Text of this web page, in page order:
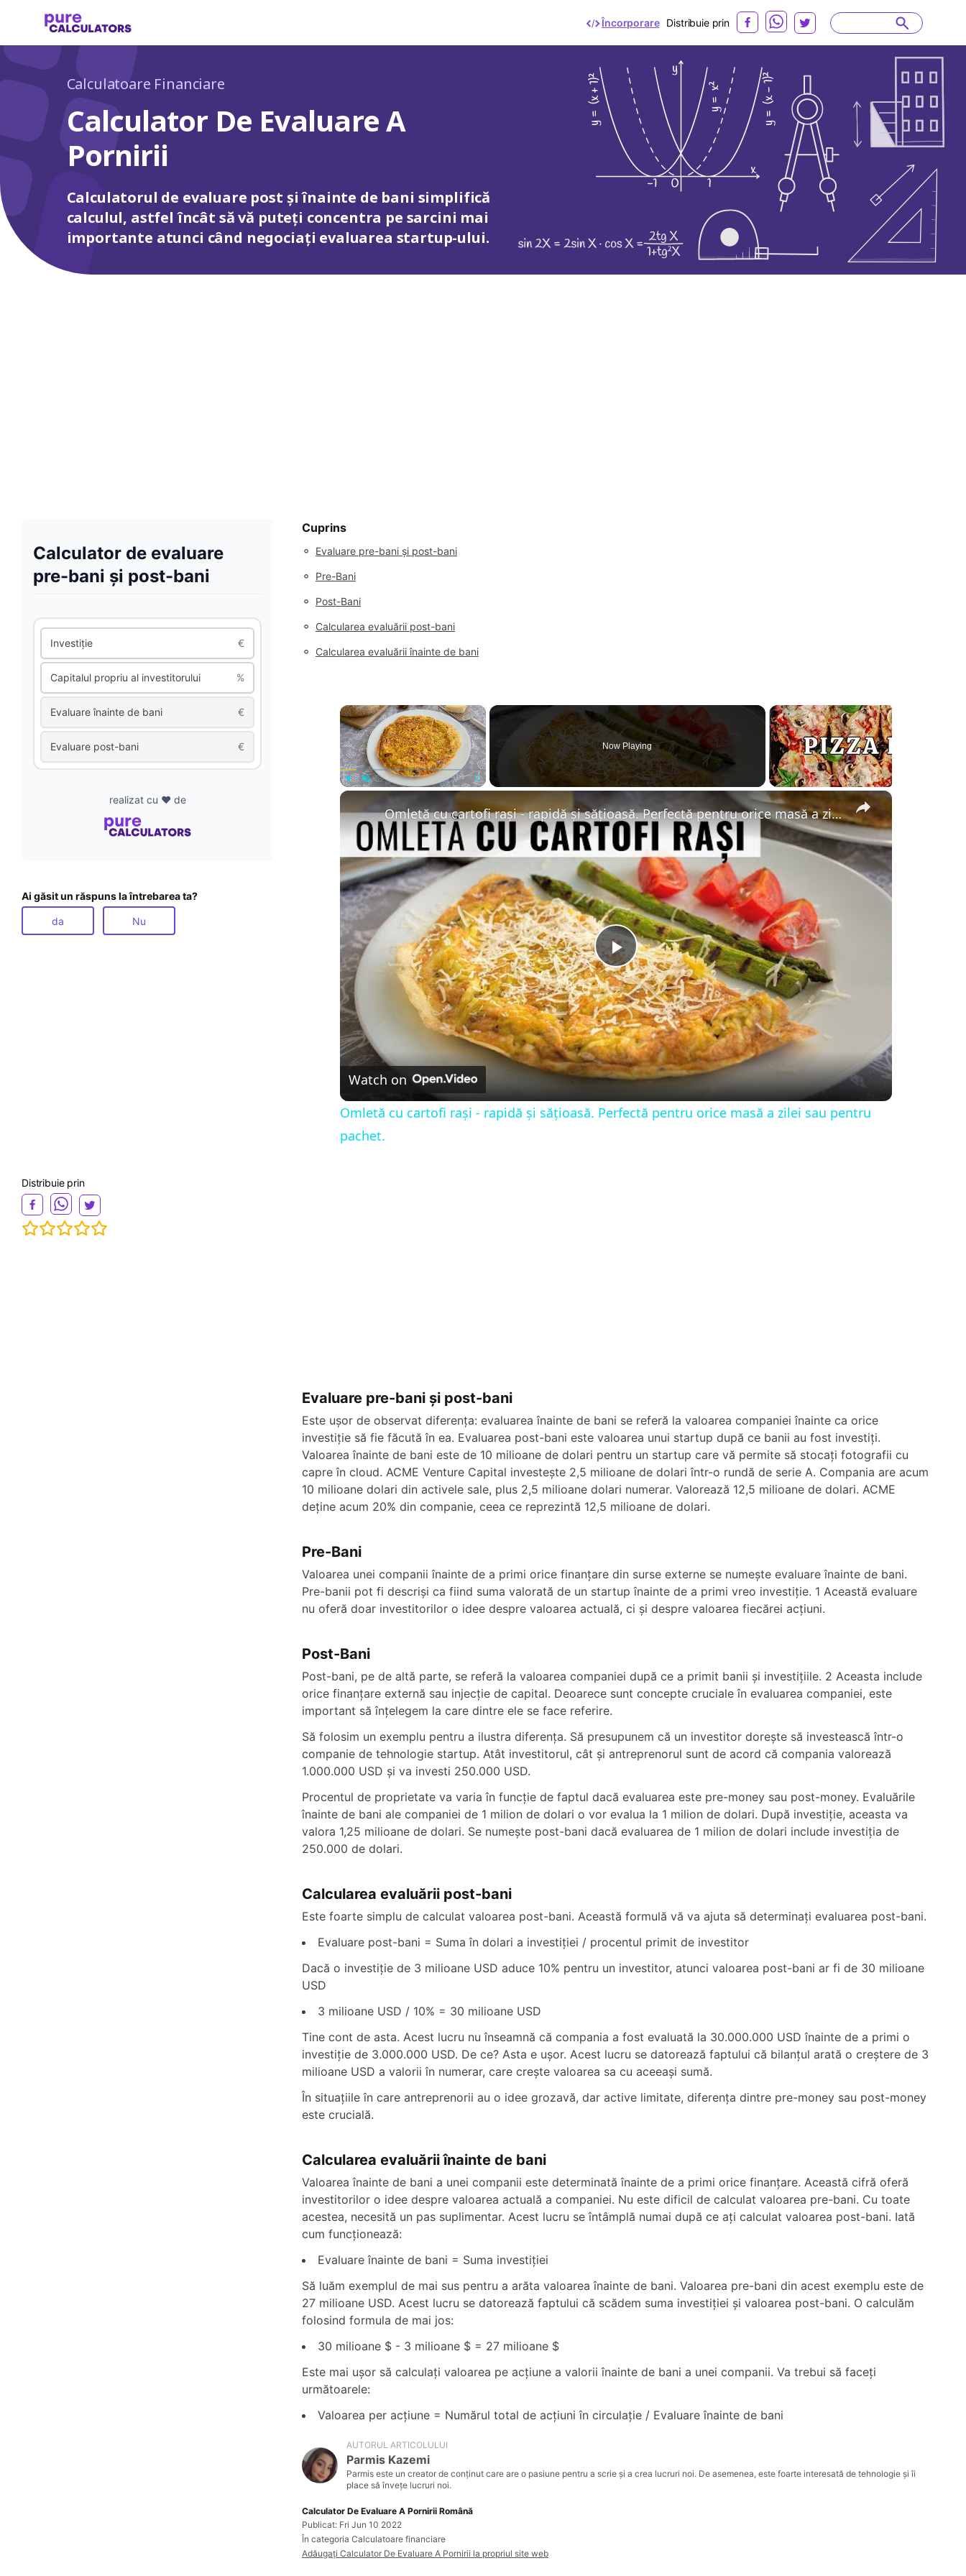
Încorporare Distribuie prin
Calculatoare Financiare
Calculator De Evaluare A
Pornirii
Calculatorul de evaluare post și înainte de bani simplifică
calculul, astfel încât să vă puteți concentra pe sarcini mai
importante atunci când negociați evaluarea startup-ului.
Calculator de evaluare
pre-bani și post-bani
Investiție €
Capitalul propriu al investitorului %
Evaluare înainte de bani €
Evaluare post-bani €
realizat cu ❤️ de
Ai găsit un răspuns la întrebarea ta?
da Nu
Distribuie prin
Cuprins
◦ Evaluare pre-bani și post-bani
◦ Pre-Bani
◦ Post-Bani
◦ Calcularea evaluării post-bani
◦ Calcularea evaluării înainte de bani
×
Now Playing
×
P
l
a
y
Omletă cu cartofi rași - rapidă și sățioasă. Perfectă pentru orice masă a zilei sau pentru pachet.
Watch on
Omletă cu cartofi rași - rapidă și sățioasă. Perfectă pentru orice masă a zilei sau pentru
pachet.
Evaluare pre-bani și post-bani
Este ușor de observat diferența: evaluarea înainte de bani se referă la valoarea companiei înainte ca orice
investiție să fie făcută în ea. Evaluarea post-bani este valoarea unui startup după ce banii au fost investiți.
Valoarea înainte de bani este de 10 milioane de dolari pentru un startup care vă permite să stocați fotografii cu
capre în cloud. ACME Venture Capital investește 2,5 milioane de dolari într-o rundă de serie A. Compania are acum
10 milioane dolari din activele sale, plus 2,5 milioane dolari numerar. Valorează 12,5 milioane de dolari. ACME
deține acum 20% din companie, ceea ce reprezintă 12,5 milioane de dolari.
Pre-Bani
Valoarea unei companii înainte de a primi orice finanțare din surse externe se numește evaluare înainte de bani.
Pre-banii pot fi descriși ca fiind suma valorată de un startup înainte de a primi vreo investiție. 1 Această evaluare
nu oferă doar investitorilor o idee despre valoarea actuală, ci și despre valoarea fiecărei acțiuni.
Post-Bani
Post-bani, pe de altă parte, se referă la valoarea companiei după ce a primit banii și investițiile. 2 Aceasta include
orice finanțare externă sau injecție de capital. Deoarece sunt concepte cruciale în evaluarea companiei, este
important să înțelegem la care dintre ele se face referire.
Să folosim un exemplu pentru a ilustra diferența. Să presupunem că un investitor dorește să investească într-o
companie de tehnologie startup. Atât investitorul, cât și antreprenorul sunt de acord că compania valorează
1.000.000 USD și va investi 250.000 USD.
Procentul de proprietate va varia în funcție de faptul dacă evaluarea este pre-money sau post-money. Evaluările
înainte de bani ale companiei de 1 milion de dolari o vor evalua la 1 milion de dolari. După investiție, aceasta va
valora 1,25 milioane de dolari. Se numește post-bani dacă evaluarea de 1 milion de dolari include investiția de
250.000 de dolari.
Calcularea evaluării post-bani
Este foarte simplu de calculat valoarea post-bani. Această formulă vă va ajuta să determinați evaluarea post-bani.
Evaluare post-bani = Suma în dolari a investiției / procentul primit de investitor
Dacă o investiție de 3 milioane USD aduce 10% pentru un investitor, atunci valoarea post-bani ar fi de 30 milioane
USD
3 milioane USD / 10% = 30 milioane USD
Tine cont de asta. Acest lucru nu înseamnă că compania a fost evaluată la 30.000.000 USD înainte de a primi o
investiție de 3.000.000 USD. De ce? Asta e ușor. Acest lucru se datorează faptului că bilanțul arată o creștere de 3
milioane USD a valorii în numerar, care crește valoarea sa cu aceeași sumă.
În situațiile în care antreprenorii au o idee grozavă, dar active limitate, diferența dintre pre-money sau post-money
este crucială.
Calcularea evaluării înainte de bani
Valoarea înainte de bani a unei companii este determinată înainte de a primi orice finanțare. Această cifră oferă
investitorilor o idee despre valoarea actuală a companiei. Nu este dificil de calculat valoarea pre-bani. Cu toate
acestea, necesită un pas suplimentar. Acest lucru se întâmplă numai după ce ați calculat valoarea post-bani. Iată
cum funcționează:
Evaluare înainte de bani = Suma investiției
Să luăm exemplul de mai sus pentru a arăta valoarea înainte de bani. Valoarea pre-bani din acest exemplu este de
27 milioane USD. Acest lucru se datorează faptului că scădem suma investiției și valoarea post-bani. O calculăm
folosind formula de mai jos:
30 milioane $ - 3 milioane $ = 27 milioane $
Este mai ușor să calculați valoarea pe acțiune a valorii înainte de bani a unei companii. Va trebui să faceți
următoarele:
Valoarea per acțiune = Numărul total de acțiuni în circulație / Evaluare înainte de bani
AUTORUL ARTICOLULUI
Parmis Kazemi
Parmis este un creator de conținut care are o pasiune pentru a scrie și a crea lucruri noi. De asemenea, este foarte interesată de tehnologie și îi
place să învețe lucruri noi.
Calculator De Evaluare A Pornirii Română
Publicat: Fri Jun 10 2022
În categoria Calculatoare financiare
Adăugați Calculator De Evaluare A Pornirii la propriul site web